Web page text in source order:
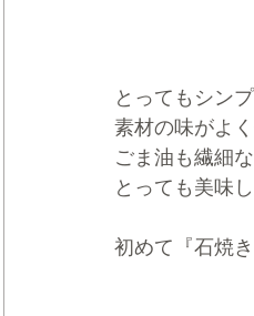
とってもシン
素材の味がよ
ごま油も繊細
とっても美味
初めて『石焼